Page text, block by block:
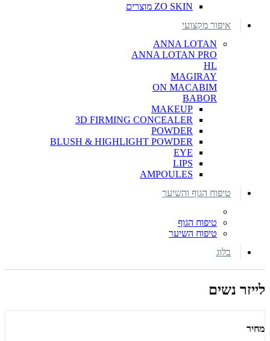
ZO SKIN מוצרים
איפור מקצועי
ANNA LOTAN
ANNA LOTAN PRO
HL
MAGIRAY
ON MACABIM
BABOR
MAKEUP
3D FIRMING CONCEALER
POWDER
BLUSH & HIGHLIGHT POWDER
EYE
LIPS
AMPOULES
טיפוח הגוף והשיער
טיפוח הגוף
טיפוח השיער
בלוג
לייזר נשים
מחיר